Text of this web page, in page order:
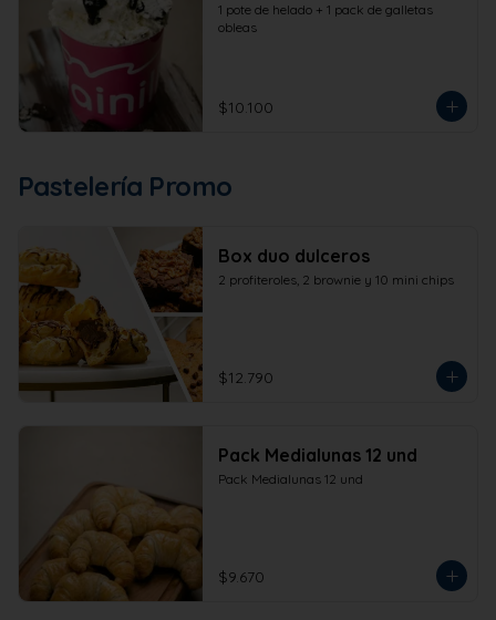
1 pote de helado + 1 pack de galletas
obleas
$10.100
Pastelería Promo
Box duo dulceros
2 profiteroles, 2 brownie y 10 mini chips
$12.790
Pack Medialunas 12 und
Pack Medialunas 12 und
$9.670